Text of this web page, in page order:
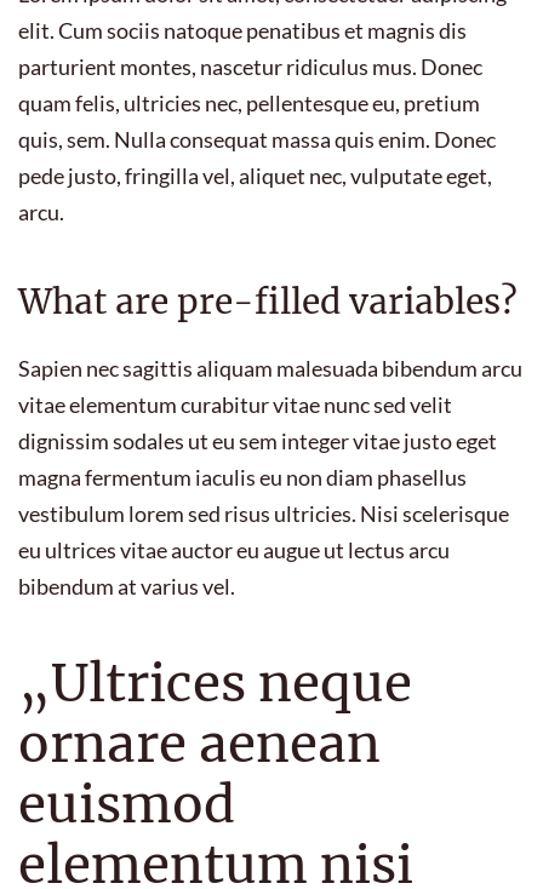
elit. Cum sociis natoque penatibus et magnis dis
parturient montes, nascetur ridiculus mus. Donec
quam felis, ultricies nec, pellentesque eu, pretium
quis, sem. Nulla consequat massa quis enim. Donec
pede justo, fringilla vel, aliquet nec, vulputate eget,
arcu.
What are pre-filled variables?
Sapien nec sagittis aliquam malesuada bibendum arcu
vitae elementum curabitur vitae nunc sed velit
dignissim sodales ut eu sem integer vitae justo eget
magna fermentum iaculis eu non diam phasellus
vestibulum lorem sed risus ultricies. Nisi scelerisque
eu ultrices vitae auctor eu augue ut lectus arcu
bibendum at varius vel.
„Ultrices neque
ornare aenean
euismod
elementum nisi